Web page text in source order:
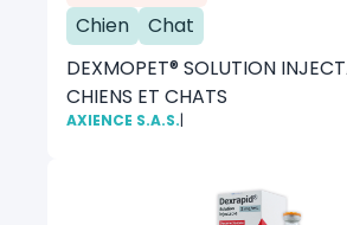
Chien
Chat
DEXMOPET® SOLUTION
CHIENS ET CHATS
AXIENCE S.A.S.|